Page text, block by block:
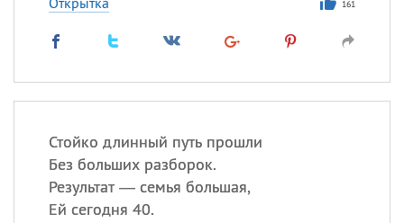
161
Стойко длинный путь прошли
Без больших разборок.
Результат — семья большая,
Ей сегодня 40.